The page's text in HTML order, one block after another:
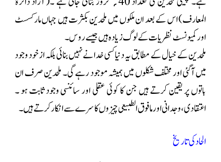
المعارف) اس کے بعد ان ملکوں میں ملحدین بکثرت ہیں جہاں مارکسسٹ
اور کمیونسٹ نظریات کے لوگ زیادہ ہیں جیسے روس۔
ملحدین کے خیال کے مطابق یہ دنیا کسی خدا نے نہیں بنائی بلکہ از خود وجود
میں آگئی اور مختلف شکلوں میں ہمیشہ موجود رہے گی۔ ملحدین صرف ان
باتوں پر یقین کرتے ہیں جن کا کوئی عقلی اور سائنسی وجود ثابت ہو ۔
اعتقادی، وجدانی اور ما فوق الطبیعی چیزوں کا سرے سے انکار کرتے ہیں۔
الحاد کی تاریخ